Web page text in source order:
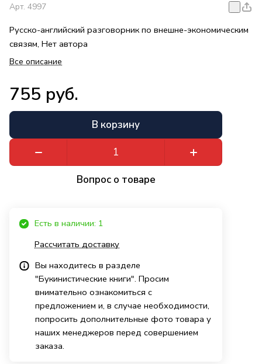
Арт. 4997
Русско-английский разговорник по внешне-экономическим
связям, Нет автора
Все описание
755 руб.
В корзину
Вопрос о товаре
Есть в наличии: 1
Рассчитать доставку
Вы находитесь в разделе
"Букинистические книги". Просим
внимательно ознакомиться с
предложением и, в случае необходимости,
попросить дополнительные фото товара у
наших менеджеров перед совершением
заказа.